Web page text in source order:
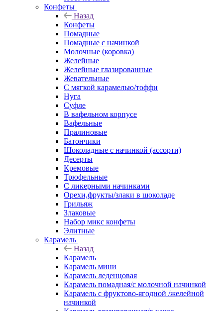
Конфеты
Назад
Конфеты
Помадные
Помадные с начинкой
Молочные (коровка)
Желейные
Желейные глазированные
Жевательные
С мягкой карамелью/тоффи
Нуга
Суфле
В вафельном корпусе
Вафельные
Пралиновые
Батончики
Шоколадные с начинкой (ассорти)
Десерты
Кремовые
Трюфельные
С ликерными начинками
Орехи,фрукты/злаки в шоколаде
Грильяж
Злаковые
Набор микс конфеты
Элитные
Карамель
Назад
Карамель
Карамель мини
Карамель леденцовая
Карамель помадная/с молочной начинкой
Карамель с фруктово-ягодной /желейной
начинкой